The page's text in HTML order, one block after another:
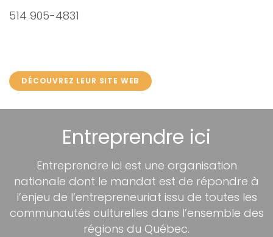
514 905-4831
DÉCOUVREZ LEUR SITE WEB
Entreprendre ici
Entreprendre ici est une organisation
nationale dont le mandat est de répondre à
l’enjeu de l’entrepreneuriat issu de toutes les
communautés culturelles dans l’ensemble des
régions du Québec.